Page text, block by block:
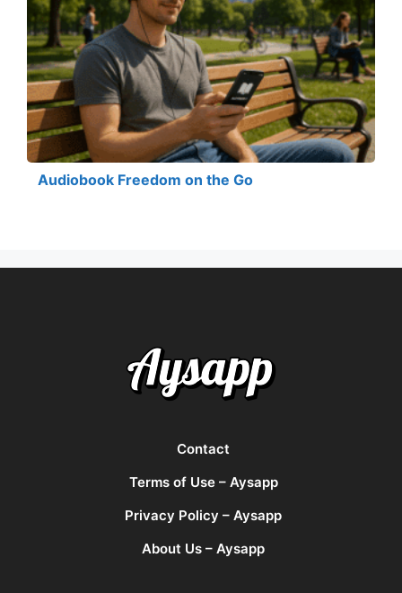
Audiobook Freedom on the Go
Contact
Terms of Use – Aysapp
Privacy Policy – Aysapp
About Us – Aysapp